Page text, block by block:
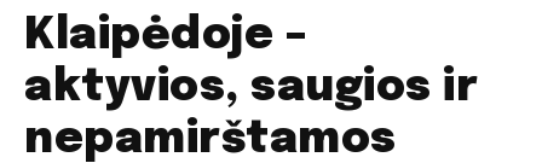
Klaipėdoje –
aktyvios, saugios ir
nepamirštamos